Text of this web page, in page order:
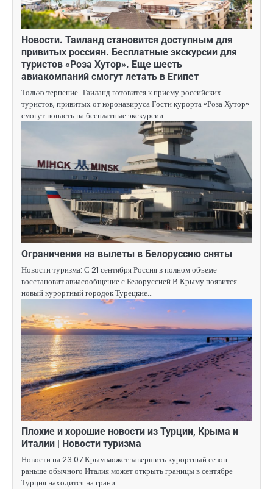
Новости. Таиланд становится доступным для
привитых россиян. Бесплатные экскурсии для
туристов «Роза Хутор». Еще шесть
авиакомпаний смогут летать в Египет
Только терпение. Таиланд готовится к приему российских
туристов, привитых от коронавируса Гости курорта «Роза Хутор»
смогут попасть на бесплатные экскурсии…
Ограничения на вылеты в Белоруссию сняты
Новости туризма: С 21 сентября Россия в полном объеме
восстановит авиасообщение с Белоруссией В Крыму появится
новый курортный городок Турецкие…
Плохие и хорошие новости из Турции, Крыма и
Италии | Новости туризма
Новости на 23.07 Крым может завершить курортный сезон
раньше обычного Италия может открыть границы в сентябре
Турция находится на грани…